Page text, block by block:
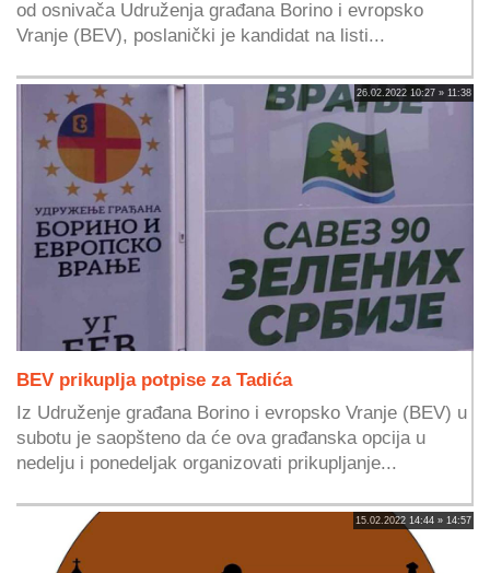
od osnivača Udruženja građana Borino i evropsko
Vranje (BEV), poslanički je kandidat na listi...
26.02.2022 10:27 » 11:38
BEV prikuplja potpise za Tadića
Iz Udruženje građana Borino i evropsko Vranje (BEV) u
subotu je saopšteno da će ova građanska opcija u
nedelju i ponedeljak organizovati prikupljanje...
15.02.2022 14:44 » 14:57